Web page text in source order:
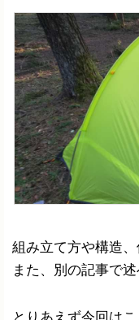
組み立て方や構造、
また、別の記事で
とりあえず今回はこ